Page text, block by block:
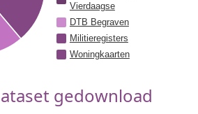
Vierdaagse
DTB Begraven
Militieregisters
Woningkaarten
gedownload